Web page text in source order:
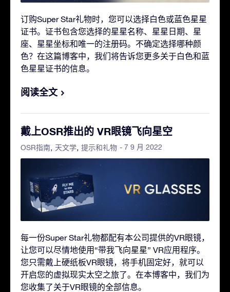
订购Super Star礼物时，您可以选择白色或蓝色星星
证书。证书包含您选择的星星名称、星星日期、星
座、星星坐标和唯一的注册码。不确定选择哪种颜
色？在这篇博客中，我们将告诉您更多关于白色和蓝
色星星证书的信息。
阅读全文
戴上OSR推出的 VR眼镜飞向星空
OSR指南 天文学 提示和礼物 - 7 9 月 2022
每一份Super Star礼物都配有本公司提供的VR眼镜，
让您可以尽情地使用“带我飞向星星” VR应用程序。
您只需戴上硬纸板VR眼镜，将手机固定好，就可以
开启您的虚拟现实太空之旅了。在本博客中，我们为
您收集了关于VR眼镜的全部信息。